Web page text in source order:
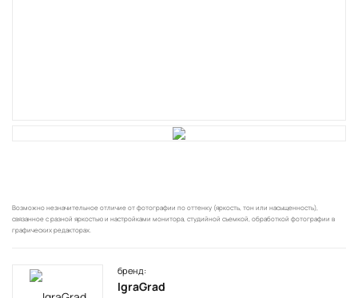
Возможно незначительное отличие от фотографии по оттенку (яркость, тон или насыщенность),
связанное с разной яркостью и настройками монитора, студийной съемкой, обработкой фотографии в
графических редакторах.
бренд:
IgraGrad